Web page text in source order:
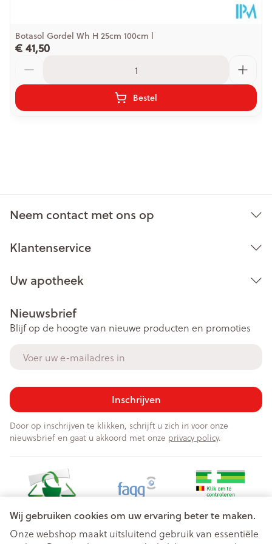
Wij gebruiken cookies om uw ervaring beter te maken.
Onze webshop maakt uitsluitend gebruik van essentiële
Botasol Gordel Wh H 25cm 100cm l
€ 41,50
Bestel
Neem contact met ons op
Klantenservice
Uw apotheek
Nieuwsbrief
Blijf op de hoogte van nieuwe producten en promoties
Inschrijven
Door op inschrijven te klikken, schrijft u zich in voor onze
nieuwsbrief en gaat u akkoord met onze privacy policy.